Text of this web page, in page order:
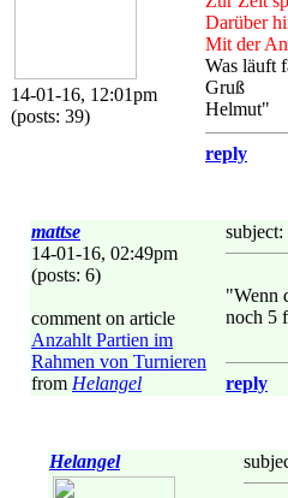
14-01-16, 12:01pm
(posts: 39)
Darüber
Mit der
Was läuft
Gruß
Helmut"
reply
mattse
14-01-16, 02:49pm
(posts: 6)
comment on article
Anzahlt Partien im
Rahmen von Turnieren
from Helangel
subject:
"Wenn
noch 5
reply
Helangel